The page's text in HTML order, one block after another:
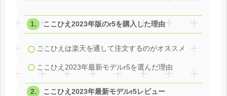
ここひえ2023年版のr5を購入した理由
ここひえは楽天を通して注文するのがオススメ
ここひえ2023年最新モデルr5を選んだ理由
ここひえ2023年最新モデルr5レビュー